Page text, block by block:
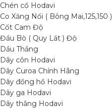
Chén cổ Hodavi
Co Xăng Nối ( Bông Mai,125,150 )
Cốt Cam Độ
Đầu Bò ( Quy Lát ) Độ
Dầu Thắng
Dây côn Hodavi
Dây Curoa Chính Hãng
Dây đồng hồ Hodavi
Dây ga Hodavi
Dây thắng Hodavi